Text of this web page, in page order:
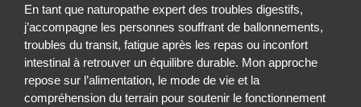
En tant que naturopathe expert des troubles digestifs,
j’accompagne les personnes souffrant de ballonnements,
troubles du transit, fatigue après les repas ou inconfort
intestinal à retrouver un équilibre durable. Mon approche
repose sur l’alimentation, le mode de vie et la
compréhension du terrain pour soutenir le fonctionnement